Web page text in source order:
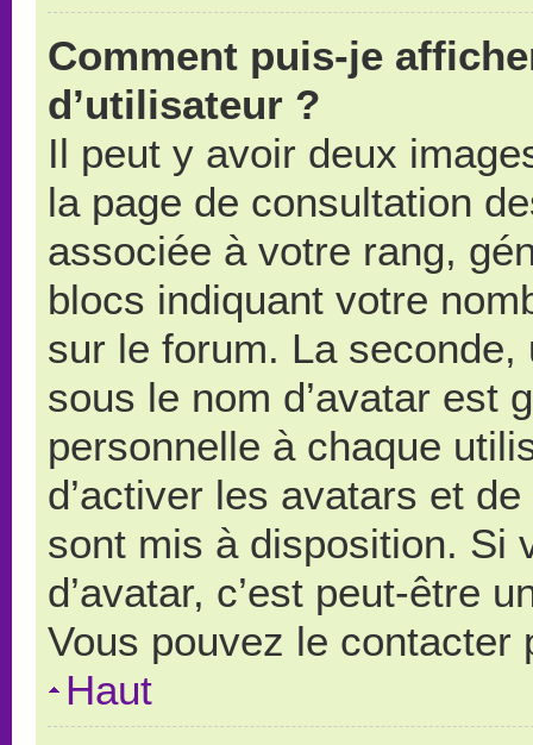
Comment puis-je
d’utilisateur ?
Il peut y avoir deux
la page de consultation
associée à votre rang,
blocs indiquant votre
sur le forum. La
sous le nom d’avatar est
personnelle à chaque
d’activer les avatars et
sont mis à disposition. Si
d’avatar, c’est peut-être
Vous pouvez le contacter
Haut